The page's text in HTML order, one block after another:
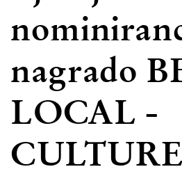
nagrado
LOCAL -